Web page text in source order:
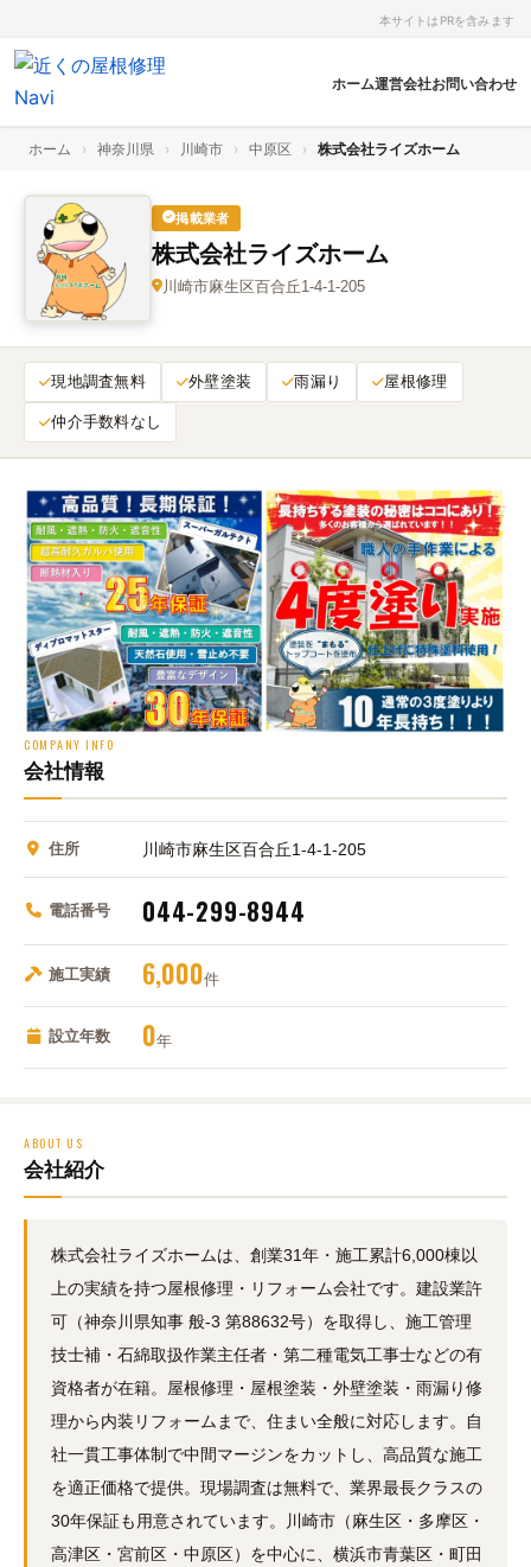
本サイトはPRを含みます
ホーム運営会社お問い合わせ
ホーム › 神奈川県 › 川崎市 › 中原区 › 株式会社ライズホーム
掲載業者
株式会社ライズホーム
川崎市麻生区百合丘1-4-1-205
現地調査無料 外壁塗装 雨漏り 屋根修理
仲介手数料なし
COMPANY INFO
会社情報
住所 川崎市麻生区百合丘1-4-1-205
電話番号 044-299-8944
施工実績 6,000件
設立年数 0年
ABOUT US
会社紹介
株式会社ライズホームは、創業31年・施工累計6,000棟以
上の実績を持つ屋根修理・リフォーム会社です。建設業許
可（神奈川県知事 般-3 第88632号）を取得し、施工管理
技士補・石綿取扱作業主任者・第二種電気工事士などの有
資格者が在籍。屋根修理・屋根塗装・外壁塗装・雨漏り修
理から内装リフォームまで、住まい全般に対応します。自
社一貫工事体制で中間マージンをカットし、高品質な施工
を適正価格で提供。現場調査は無料で、業界最長クラスの
30年保証も用意されています。川崎市（麻生区・多摩区・
高津区・宮前区・中原区）を中心に、横浜市青葉区・町田